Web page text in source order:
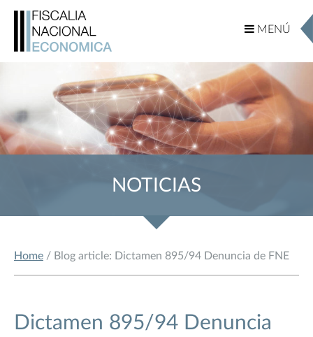
MENÚ
MENÚ
NOTICIAS
Home / Blog article: Dictamen 895/94 Denuncia de FNE
Dictamen 895/94 Denuncia